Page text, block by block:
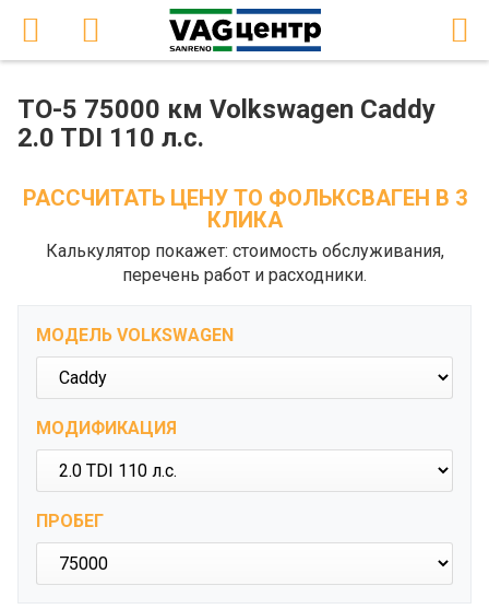
ТО-5 75000 км Volkswagen Caddy
2.0 TDI 110 л.с.
РАССЧИТАТЬ ЦЕНУ ТО ФОЛЬКСВАГЕН В 3
КЛИКА
Калькулятор покажет: стоимость обслуживания,
перечень работ и расходники.
МОДЕЛЬ VOLKSWAGEN
МОДИФИКАЦИЯ
ПРОБЕГ